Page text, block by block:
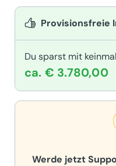
Provisionsfreie
Du sparst mit
ca. € 3.780,00
Werde jetzt